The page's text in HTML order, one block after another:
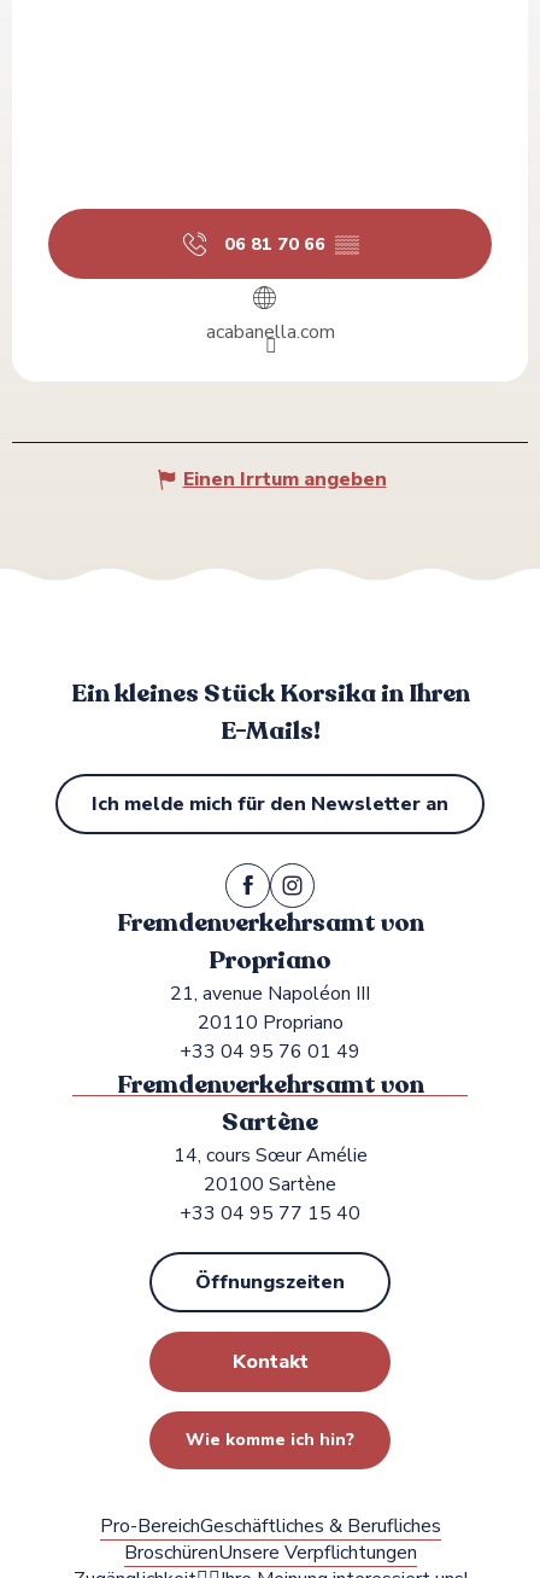
06 81 70 66 ▒▒
acabanella.com
Einen Irrtum angeben
Ein kleines Stück Korsika in Ihren
E-Mails!
Ich melde mich für den Newsletter an
Fremdenverkehrsamt von
Propriano
21, avenue Napoléon III
20110 Propriano
+33 04 95 76 01 49
Fremdenverkehrsamt von
Sartène
14, cours Sœur Amélie
20100 Sartène
+33 04 95 77 15 40
Öffnungszeiten
Kontakt
Wie komme ich hin?
Pro-BereichGeschäftliches & Berufliches
BroschürenUnsere Verpflichtungen